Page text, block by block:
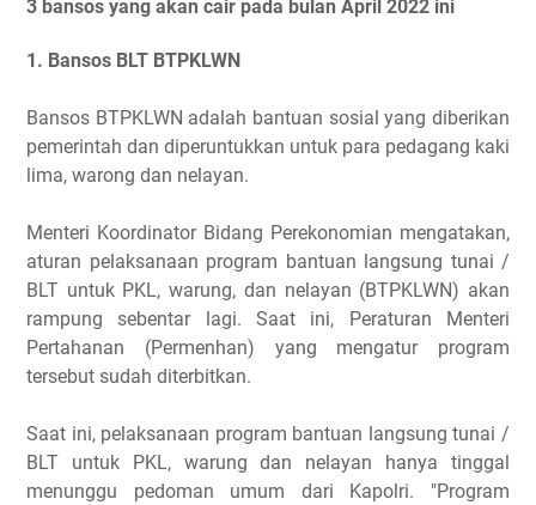
3 bansos yang akan cair pada bulan April 2022 ini
1. Bansos BLT BTPKLWN
Bansos BTPKLWN adalah bantuan sosial yang diberikan
pemerintah dan diperuntukkan untuk para pedagang kaki
lima, warong dan nelayan.
Menteri Koordinator Bidang Perekonomian mengatakan,
aturan pelaksanaan program bantuan langsung tunai /
BLT untuk PKL, warung, dan nelayan (BTPKLWN) akan
rampung sebentar lagi. Saat ini, Peraturan Menteri
Pertahanan (Permenhan) yang mengatur program
tersebut sudah diterbitkan.
Saat ini, pelaksanaan program bantuan langsung tunai /
BLT untuk PKL, warung dan nelayan hanya tinggal
menunggu pedoman umum dari Kapolri. "Program